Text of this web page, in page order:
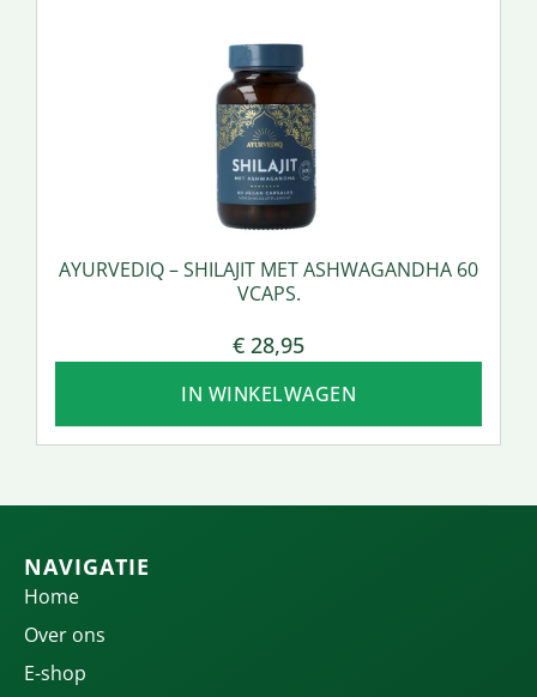
AYURVEDIQ – SHILAJIT MET ASHWAGANDHA 60
VCAPS.
€ 28,95
IN WINKELWAGEN
NAVIGATIE
Home
Over ons
E-shop